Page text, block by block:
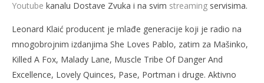
Youtube kanalu Dostave Zvuka i na svim streaming servisima.
Leonard Klaić producent je mlađe generacije koji je radio na
mnogobrojnim izdanjima She Loves Pablo, zatim za Mašinko,
Killed A Fox, Malady Lane, Muscle Tribe Of Danger And
Excellence, Lovely Quinces, Pase, Portman i druge. Aktivno